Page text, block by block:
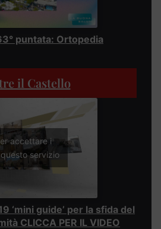
puntata: Ortopedia
il Castello
accettare i
servizio
‘mini guide’ per la sfida del
CLICCA PER IL VIDEO